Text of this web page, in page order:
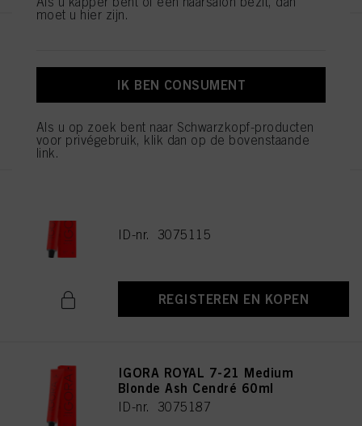
REGISTEREN EN KOPEN
ID-nr. 3075115
REGISTEREN EN KOPEN
IGORA ROYAL 7-21 Medium
Blonde Ash Cendré 60ml
ID-nr. 3075187
moet u hier zijn.
IK BEN CONSUMENT
Als u op zoek bent naar Schwarzkopf-producten
voor privégebruik, klik dan op de bovenstaande
link.